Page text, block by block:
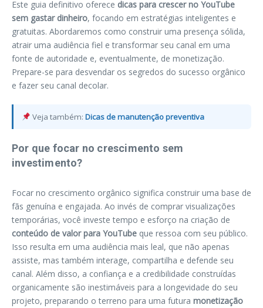
Este guia definitivo oferece dicas para crescer no YouTube
sem gastar dinheiro, focando em estratégias inteligentes e
gratuitas. Abordaremos como construir uma presença sólida,
atrair uma audiência fiel e transformar seu canal em uma
fonte de autoridade e, eventualmente, de monetização.
Prepare-se para desvendar os segredos do sucesso orgânico
e fazer seu canal decolar.
Veja também:Dicas de manutenção preventiva
Por que focar no crescimento sem
investimento?
Focar no crescimento orgânico significa construir uma base de
fãs genuína e engajada. Ao invés de comprar visualizações
temporárias, você investe tempo e esforço na criação de
conteúdo de valor para YouTube que ressoa com seu público.
Isso resulta em uma audiência mais leal, que não apenas
assiste, mas também interage, compartilha e defende seu
canal. Além disso, a confiança e a credibilidade construídas
organicamente são inestimáveis para a longevidade do seu
projeto, preparando o terreno para uma futura monetização